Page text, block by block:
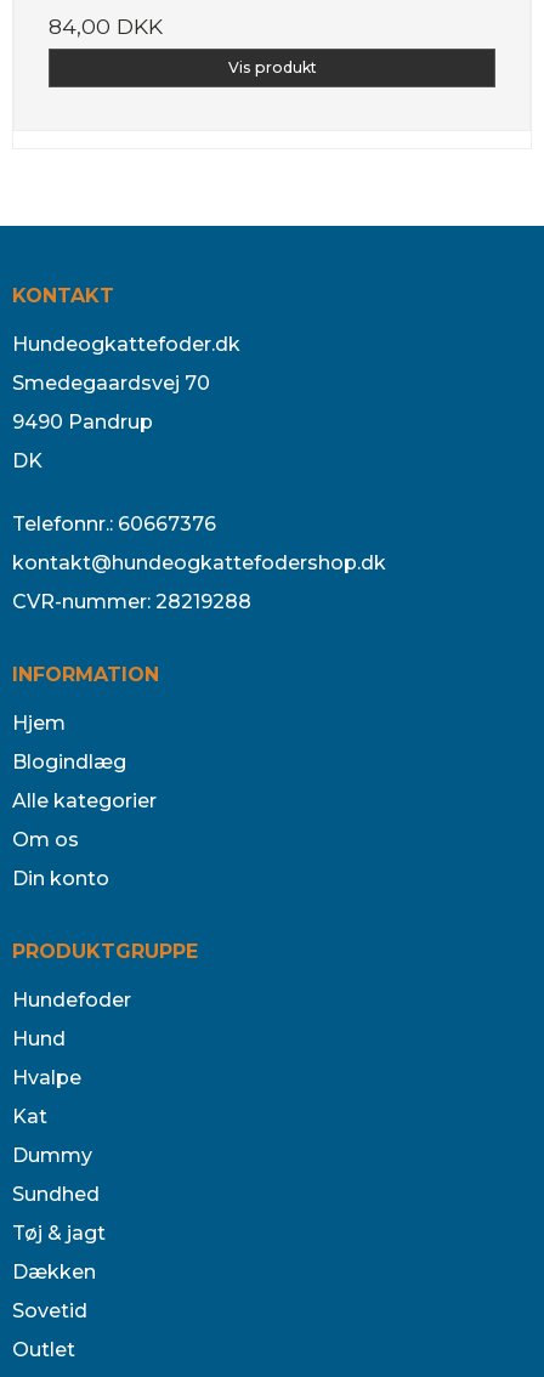
84,00 DKK
Vis produkt
KONTAKT
Hundeogkattefoder.dk
Smedegaardsvej 70
9490 Pandrup
DK
Telefonnr.: 60667376
kontakt@hundeogkattefodershop.dk
CVR-nummer: 28219288
INFORMATION
Hjem
Blogindlæg
Alle kategorier
Om os
Din konto
PRODUKTGRUPPE
Hundefoder
Hund
Hvalpe
Kat
Dummy
Sundhed
Tøj & jagt
Dækken
Sovetid
Outlet